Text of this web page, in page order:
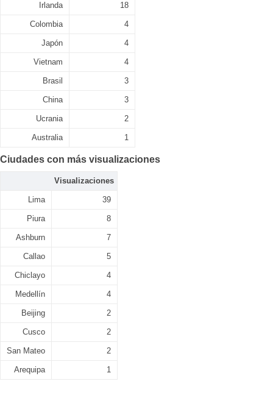
Irlanda 18
Colombia 4
Japón 4
Vietnam 4
Brasil 3
China 3
Ucrania 2
Australia 1
Ciudades con más visualizaciones
Visualizaciones
Lima 39
Piura 8
Ashburn 7
Callao 5
Chiclayo 4
Medellín 4
Beijing 2
Cusco 2
San Mateo 2
Arequipa 1